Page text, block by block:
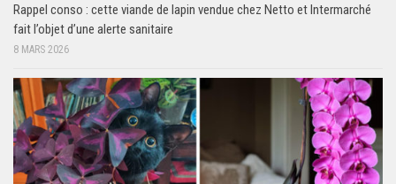
Rappel conso : cette viande de lapin vendue chez Netto et Intermarché
fait l’objet d’une alerte sanitaire
8 MARS 2026